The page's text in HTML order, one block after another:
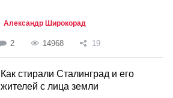
Александр Широкорад
2 14968 19
Как стирали Сталинград и его
жителей с лица земли